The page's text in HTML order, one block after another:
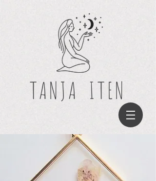
TANJA ITEN